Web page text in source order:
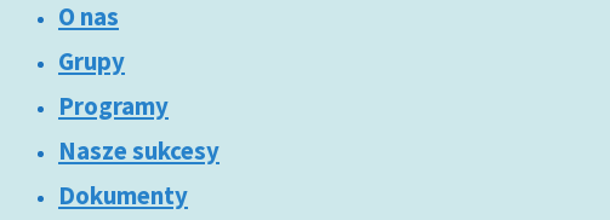
O nas
Grupy
Programy
Nasze sukcesy
Dokumenty